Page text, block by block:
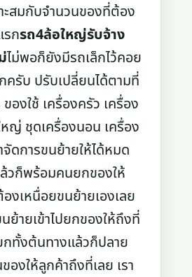
ะสมกับจำนวนของที่ต้อง
รกรถ4ล้อใหญ่รับจ้าง
ไม่พอก็ยังมีรถเล็กไว้คอย
ครับ ปรับเปลี่ยนได้ตามที่
องใช้ เครื่องครัว เครื่อง
หญ่ ชุดเครื่องนอน เครื่อง
จัดการขนย้ายให้ได้หมด
วก็พร้อมคนยกของให้
งเหนื่อยขนย้ายเองเลย
ย้ายเข้าไปยกของให้ถึงที่
กทั้งต้นทางแล้วก็ปลาย
องให้ลูกค้าถึงที่เลย เรา